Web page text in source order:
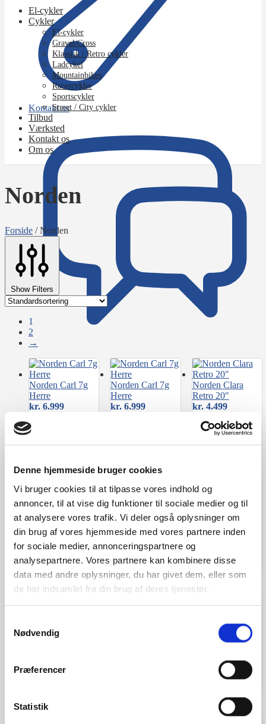
Denne hjemmeside bruger cookies
Vi bruger cookies til at tilpasse vores indhold og
annoncer, til at vise dig funktioner til sociale medier og til
at analysere vores trafik. Vi deler også oplysninger om
din brug af vores hjemmeside med vores partnere inden
for sociale medier, annonceringspartnere og
analysepartnere. Vores partnere kan kombinere disse
data med andre oplysninger, du har givet dem, eller som
de har indsamlet fra din brug af deres tjenester.
Nødvendig
Præferencer
Statistik
Kontakt os
El-cykler
Cykler
El-cykler
Gravel/Cross
Klassisk / Retro cykler
Ladcykel
Mountainbikes
Racercykler
Sportscykler
Street / City cykler
Tilbud
Værksted
Kontakt os
Om os
Norden
Forside /Norden
Show Filters
1
2
→
Norden Carl 7g
Herre
kr. 6.999
ønskeliste
Norden Carl 7g
Herre
kr. 6.999
ønskeliste
Norden Clara
Retro 20″
kr.4.499
Føj til
ønskeliste
Norden Clara
Retro 20″
4.499
ønskeliste
Norden Clara
Retro 20″
Føj til
ønskeliste
Norden Clara
Retro 24″
4.999
Føj til
ønskeliste
Retro 24″
Føj til
Norden Clara
Retro 26
5.499
Føj til